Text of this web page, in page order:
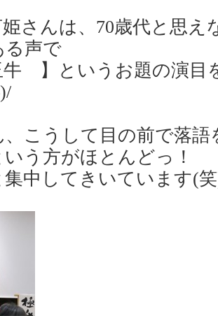
さんは、70歳代と思え
る声で
】というお題の演目
、こうして目の前で落
う方がほとんどっ！
集中してきいています(